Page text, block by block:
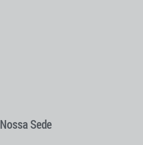
Nossa Sede